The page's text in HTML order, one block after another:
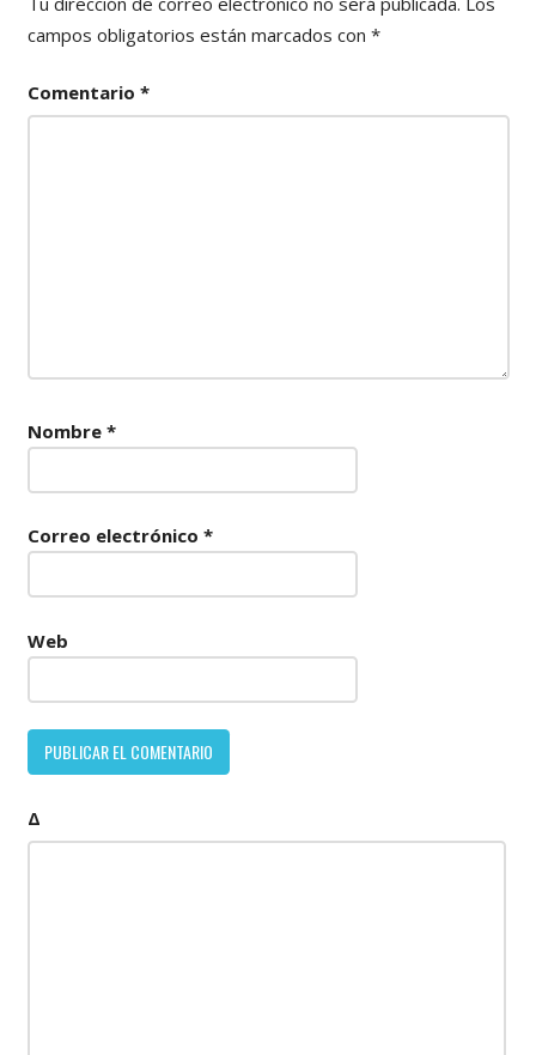
campos obligatorios están marcados con *
Comentario *
Nombre *
Correo electrónico *
Web
Δ